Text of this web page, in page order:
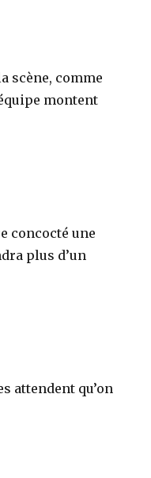
scène, comme
montent
concocté une
plus d’un
attendent qu’on